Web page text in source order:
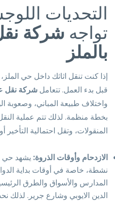
التحديات
تواجه شركة
بالملز
إذا كنت تنقل اثاثك داخل حي
قبل بدء العمل. تتعامل شركة نقل
واختلاف طبيعة المباني، وصعوبة
بخطة منظمة. لذلك تتم عملية
المنقولات، وتقل احتمالية التأخير
الازدحام وأوقات الذروة: يشهد حي
نشطة، خاصة في أوقات بداية
المدارس والأسواق والطرق
الدين الايوبي وشارع جرير. لذلك